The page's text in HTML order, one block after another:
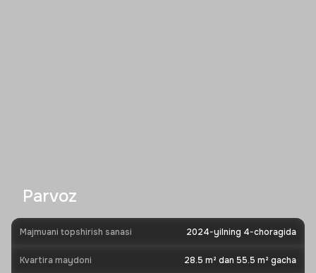
Parvoz
Majmuani topshirish sanasi 2024-yilning 4-choragida
Kvartira maydoni 28.5 m² dan 55.5 m² gacha